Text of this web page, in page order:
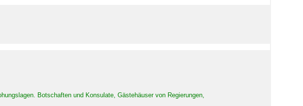
Botschaften und Konsulate, Gästehäuser von Regierungen,